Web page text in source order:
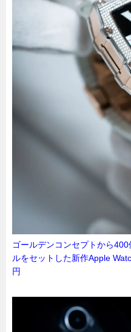
ゴールデンコンセプトから
ルをセットした新作Apple
円